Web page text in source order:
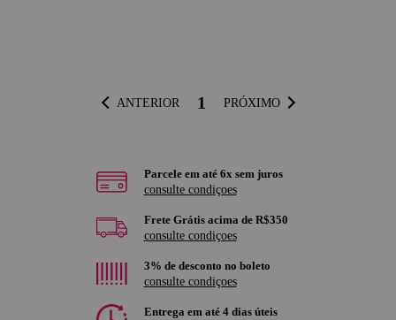
ANTERIOR 1 PRÓXIMO
Parcele em até 6x sem juros
consulte condiçoes
Frete Grátis acima de R$350
consulte condiçoes
3% de desconto no boleto
consulte condiçoes
Entrega em até 4 dias úteis